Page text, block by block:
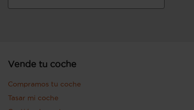
Vende tu coche
Compramos tu coche
Tasar mi coche